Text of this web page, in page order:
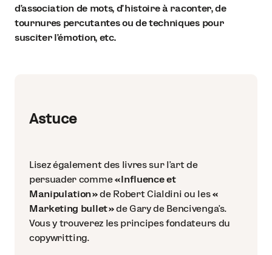
d’association de mots, d’histoire à raconter, de
tournures percutantes ou de techniques pour
susciter l’émotion, etc.
Astuce
Lisez également des livres sur l’art de
persuader comme« Influence et
Manipulation »de Robert Cialdini ou les«
Marketing bullet »de Gary de Bencivenga’s.
Vous y trouverez les principes fondateurs du
copywritting.